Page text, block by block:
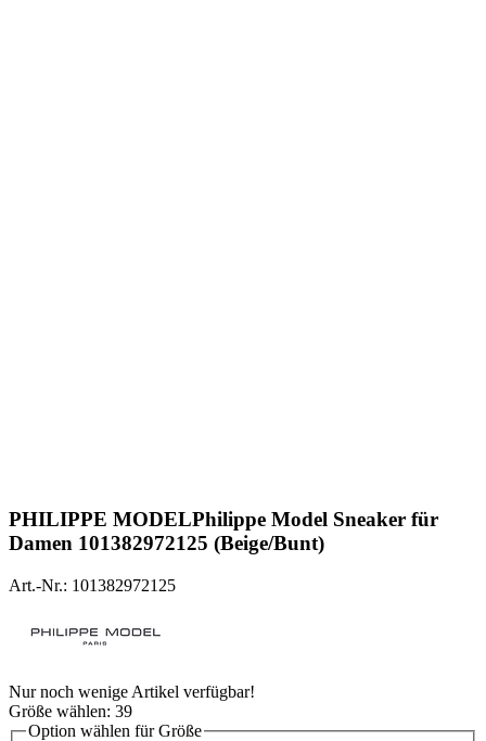
PHILIPPE MODELPhilippe Model Sneaker für
Damen 101382972125 (Beige/Bunt)
Art.-Nr.: 101382972125
Nur noch wenige Artikel verfügbar!
Größe wählen: 39
Option wählen für Größe